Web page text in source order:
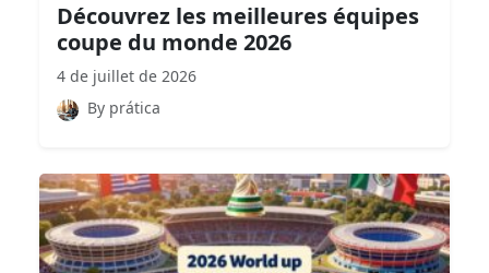
Découvrez les meilleures équipes
coupe du monde 2026
4 de juillet de 2026
By prática